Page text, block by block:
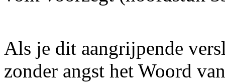
Als je dit aangrijpende
zonder angst het Woord